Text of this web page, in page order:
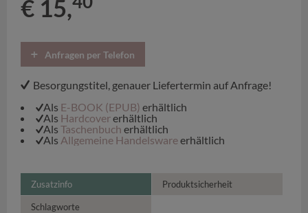
€ 15,
Anfragen per Telefon
Besorgungstitel, genauer Liefertermin auf Anfrage!
Als E-BOOK (EPUB) erhältlich
Als Hardcovererhältlich
Als Taschenbuch erhältlich
Als Allgemeine Handelswareerhältlich
Zusatzinfo Produktsicherheit
Schlagworte